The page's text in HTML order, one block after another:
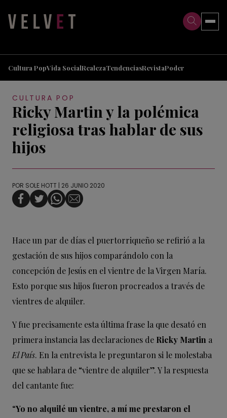
Cultura PopVida SocialRealezaTendenciasRevistaPoder
CULTURA POP
Ricky Martin y la polémica
religiosa tras hablar de sus
hijos
POR SOLE HOTT | 26 JUNIO 2020
Hace un par de días el puertorriqueño se refirió a la
gestación de sus hijos comparándolo con la
concepción de Jesús en el vientre de la Virgen María.
Esto porque sus hijos fueron procreados a través de
vientres de alquiler.
Y fue precisamente esta última frase la que desató en
primera instancia las declaraciones de Ricky Martin a
El País. En la entrevista le preguntaron si le molestaba
que se hablara de “vientre de alquiler”. Y la respuesta
del cantante fue:
“Yo no alquilé un vientre, a mí me prestaron el